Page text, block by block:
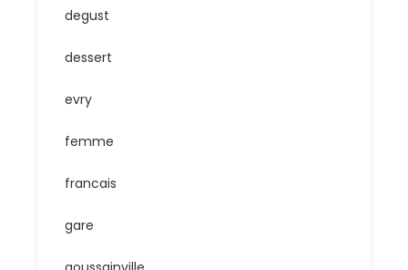
degust
dessert
evry
femme
francais
gare